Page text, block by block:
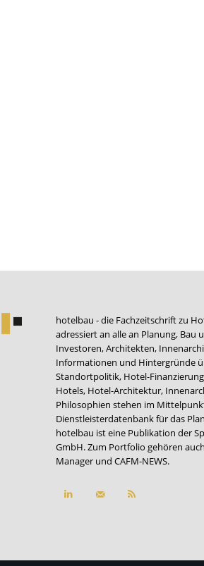
hotelbau - die Fachzeitschrift zu
adressiert an alle an Planung,
Investoren, Architekten,
Informationen und Hintergründe
Standortpolitik, Hotel-
Hotels, Hotel-Architektur,
Philosophien stehen im
Dienstleisterdatenbank für das
hotelbau ist eine Publikation der
GmbH. Zum Portfolio gehören
Manager und CAFM-NEWS.